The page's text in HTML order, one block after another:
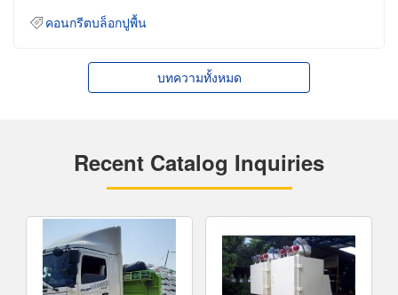
คอนกรีตบล็อกปูพื้น
บทความทั้งหมด
Recent Catalog Inquiries